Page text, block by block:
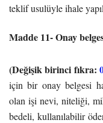
teklif usulüyle ihale
Madde 11- Onay
(Değişik birinci fıkra:
için bir onay belgesi
olan işi nevi, niteliği,
bedeli, kullanılabilir